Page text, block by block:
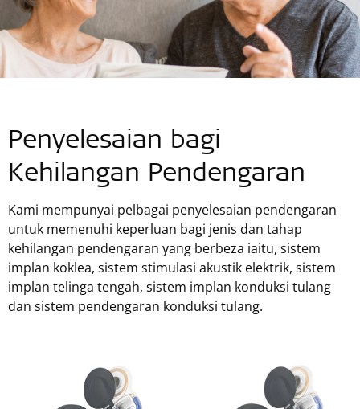
Penyelesaian bagi
Kehilangan Pendengaran
Kami mempunyai pelbagai penyelesaian pendengaran
untuk memenuhi keperluan bagi jenis dan tahap
kehilangan pendengaran yang berbeza iaitu, sistem
implan koklea, sistem stimulasi akustik elektrik, sistem
implan telinga tengah, sistem implan konduksi tulang
dan sistem pendengaran konduksi tulang.